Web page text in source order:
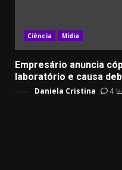
Ciência Mídia
Empresário anuncia
laboratório e causa
Daniela Cristina 4